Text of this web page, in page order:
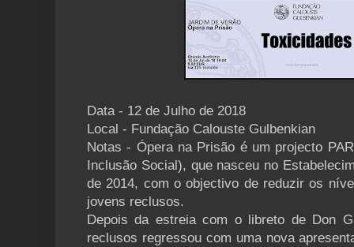
Data - 12 de Julho de 2018
Local - Fundação Calouste Gulbenkian
Notas - Ópera na Prisão é um projecto
Inclusão Social), que nasceu no
de 2014, com o objectivo de reduzir os
jovens reclusos.
Depois da estreia com o libreto de Don
reclusos regressou com uma nova